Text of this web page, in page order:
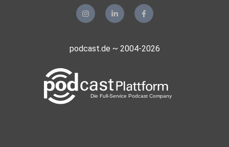
podcast.de ~ 2004-2026